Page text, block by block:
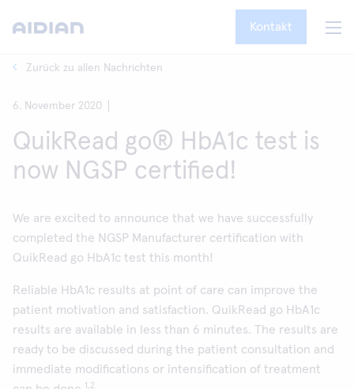
Kontakt
Zurück zu allen Nachrichten
6. November 2020
QuikRead go® HbA1c test is
now NGSP certified!
We are excited to announce that we have successfully
completed the NGSP Manufacturer certification with
QuikRead go HbA1c test this month!
Reliable HbA1c results at point of care can improve the
patient motivation and satisfaction. QuikRead go HbA1c
results are available in less than 6 minutes. The results are
ready to be discussed during the patient consultation and
immediate modifications or intensification of treatment
1,2